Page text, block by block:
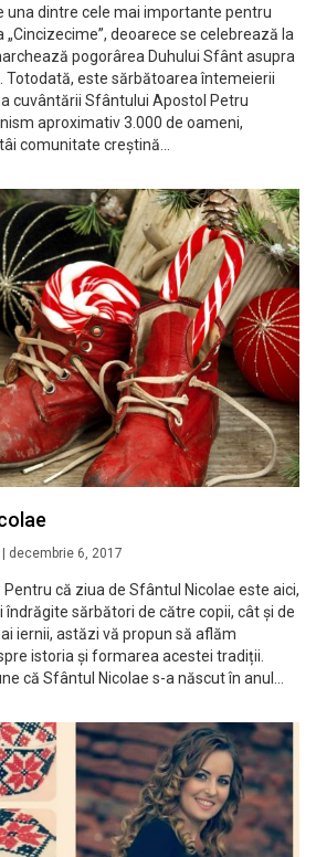
una dintre cele mai importante pentru
„Cincizecime”, deoarece se celebrează la
pogorârea Duhului Sfânt asupra
Totodată, este sărbătoarea întemeierii
cuvântării Sfântului Apostol Petru
aproximativ 3.000 de oameni,
comunitate creștină…
decembrie 6, 2017
Pentru că ziua de Sfântul Nicolae este aici,
sărbători de către copii, cât și de
iernii, astăzi vă propun să aflăm
istoria și formarea acestei tradiții.
că Sfântul Nicolae s-a născut în anul…